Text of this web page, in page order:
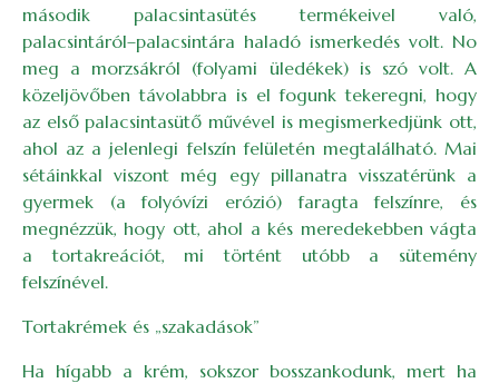
második palacsintasütés termékeivel való,
palacsintáról–palacsintára haladó ismerkedés volt. No
meg a morzsákról (folyami üledékek) is szó volt. A
közeljövőben távolabbra is el fogunk tekeregni, hogy
az első palacsintasütő művével is megismerkedjünk ott,
ahol az a jelenlegi felszín felületén megtalálható. Mai
sétáinkkal viszont még egy pillanatra visszatérünk a
gyermek (a folyóvízi erózió) faragta felszínre, és
megnézzük, hogy ott, ahol a kés meredekebben vágta
a tortakreációt, mi történt utóbb a sütemény
felszínével.
Tortakrémek és „szakadások”
Ha hígabb a krém, sokszor bosszankodunk, mert ha